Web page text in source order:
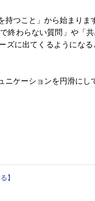
持つこと」から始まりま
終わらない質問」や「
ズに出てくるようにな
ニケーションを円滑にし
】